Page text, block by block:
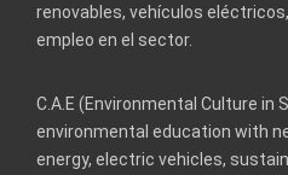
renovables, vehículos
empleo en el sector.
C.A.E (Environmental Culture in
environmental education with
energy, electric vehicles,